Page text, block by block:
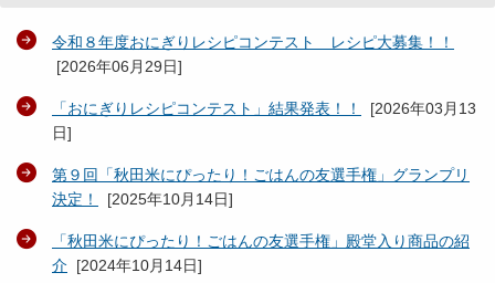
令和８年度おにぎりレシピコンテスト レシピ大募集！！
[2026年06月29日]
「おにぎりレシピコンテスト」結果発表！！ [2026年03月13
日]
第９回「秋田米にぴったり！ごはんの友選手権」グランプリ
決定！
[2025年10月14日]
「秋田米にぴったり！ごはんの友選手権」殿堂入り商品の紹
介 [2024年10月14日]